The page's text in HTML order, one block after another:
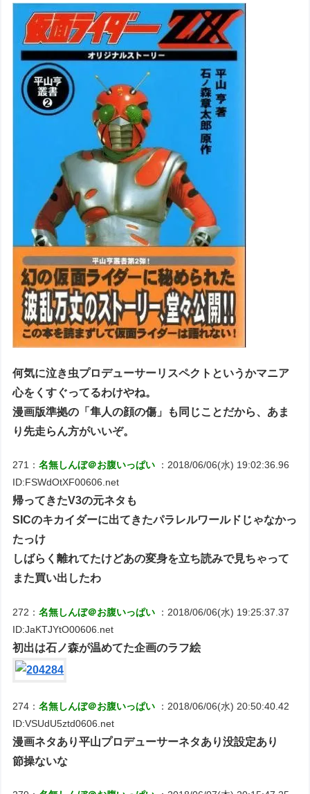
何気に泣き虫プロデューサーリスペクトというかマニア
心をくすぐってるわけやね。
漫画版準拠の「隼人の顔の傷」も同じことだから、あま
り先走らん方がいいぞ。
271：名無しんぼ＠お腹いっぱい
：2018/06/06(水) 19:02:36.96
ID:FSWdOtXF00606.net
帰ってきたV3の元ネタも
SICのキカイダーに出てきたパラレルワールドじゃなかっ
たっけ
しばらく離れてたけどあの変身を立ち読みで見ちゃって
また買い出したわ
272：名無しんぼ＠お腹いっぱい
：2018/06/06(水) 19:25:37.37
ID:JaKTJYtO00606.net
初出は石ノ森が温めてた企画のラフ絵
274：名無しんぼ＠お腹いっぱい
：2018/06/06(水) 20:50:40.42
ID:VSUdU5ztd0606.net
漫画ネタあり平山プロデューサーネタあり没設定あり
節操ないな